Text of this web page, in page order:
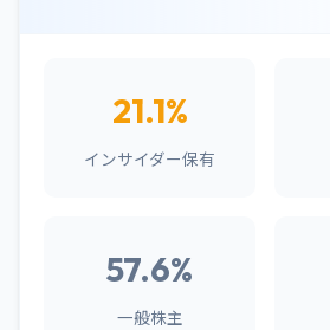
21.1%
インサイダー保有
57.6%
一般株主